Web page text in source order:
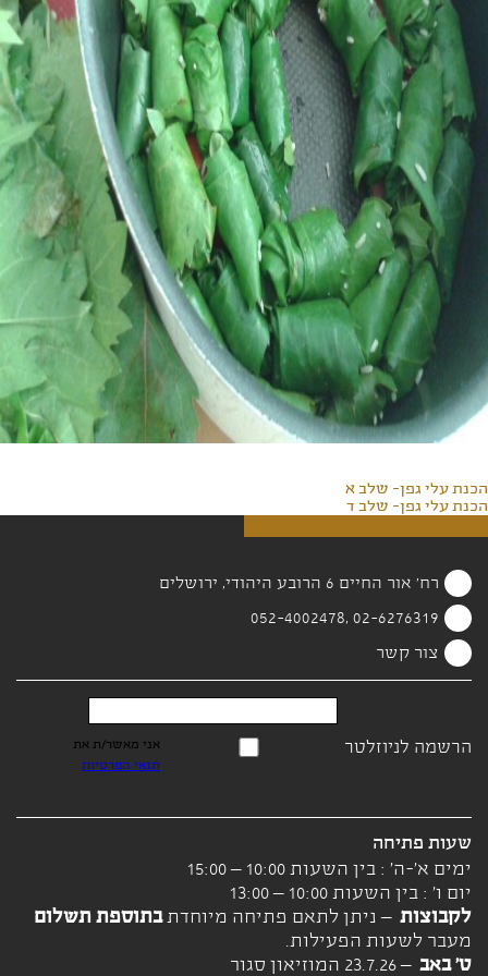
הכנת עלי גפן- שלב א
הכנת עלי גפן- שלב ד
רח' אור החיים 6 הרובע היהודי, ירושלים
02-6276319 ,052-4002478
צור קשר
הרשמה לניוזלטר
אני מאשר/ת את
תנאי הפרטיות
שעות פתיחה
ימים א'-ה' : בין השעות 10:00 – 15:00
יום ו' : בין השעות 10:00 – 13:00
לקבוצות – ניתן לתאם פתיחה מיוחדתבתוספת תשלום
מעבר לשעות הפעילות.
ט' באב– 23.7.26 המוזיאון סגור